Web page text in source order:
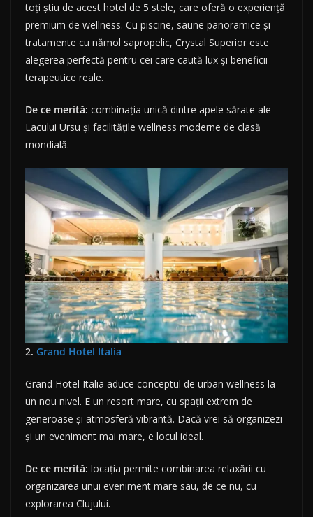
toți știu de acest hotel de 5 stele, care oferă o experiență
premium de wellness. Cu piscine, saune panoramice și
tratamente cu nămol sapropelic, Crystal Superior este
alegerea perfectă pentru cei care caută lux și beneficii
terapeutice reale.
De ce merită: combinația unică dintre apele sărate ale
Lacului Ursu și facilitățile wellness moderne de clasă
mondială.
2. Grand Hotel Italia
Grand Hotel Italia aduce conceptul de urban wellness la
un nou nivel. E un resort mare, cu spații extrem de
generoase și atmosferă vibrantă. Dacă vrei să organizezi
și un eveniment mai mare, e locul ideal.
De ce merită: locația permite combinarea relaxării cu
organizarea unui eveniment mare sau, de ce nu, cu
explorarea Clujului.